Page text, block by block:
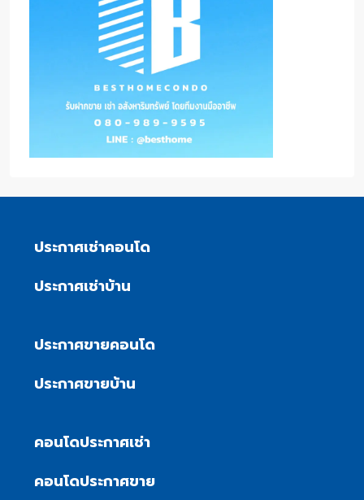
ประกาศเช่าคอนโด
ประกาศเช่าบ้าน
ประกาศขายคอนโด
ประกาศขายบ้าน
คอนโดประกาศเช่า
คอนโดประกาศขาย